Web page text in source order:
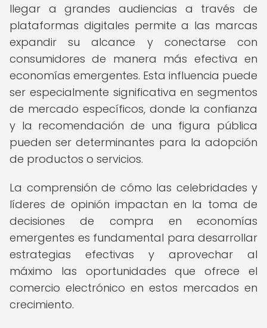
llegar a grandes audiencias a través de
plataformas digitales permite a las marcas
expandir su alcance y conectarse con
consumidores de manera más efectiva en
economías emergentes. Esta influencia puede
ser especialmente significativa en segmentos
de mercado específicos, donde la confianza
y la recomendación de una figura pública
pueden ser determinantes para la adopción
de productos o servicios.
La comprensión de cómo las celebridades y
líderes de opinión impactan en la toma de
decisiones de compra en economías
emergentes es fundamental para desarrollar
estrategias efectivas y aprovechar al
máximo las oportunidades que ofrece el
comercio electrónico en estos mercados en
crecimiento.